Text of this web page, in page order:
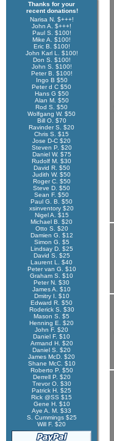
Thanks for your
recent donations!
Narisa N. $+++!
John A. $+++!
Paul S. $100!
Mike A. $100!
Eric B. $100!
John Karl L. $100!
Don S. $100!
John S. $100!
Peter B. $100!
Ingo B $50
Peter d C $50
Hans G $50
Alan M. $50
Rod S. $50
Wolfgang W. $50
Bill O. $70
Ravinder S. $20
Chris S. $15
Jose D-C $20
Steven P. $20
Daniel W. $75
Rudolf M. $30
David R. $50
Judith W. $50
Roger C. $50
Steve D. $50
Sean F. $50
Paul G. B. $50
xsinventory $20
Nigel A. $15
Michael B. $20
Otto S. $20
Damien G. $12
Simon G. $5
Lindsay D. $25
David S. $25
Laurent L. $40
Peter van G. $10
Graham S. $10
Peter N. $30
James A. $10
Dmitry I. $10
Edward R. $50
Roderick S. $30
Mason S. $5
Henning E. $20
John F. $20
Daniel F. $10
Armand H. $20
Daniel S. $20
James McD. $20
Shane McC. $10
Roberto P. $50
Derrell P. $20
Trevor O. $30
Patrick H. $25
Rick @SS $15
Gene H. $10
Aye A. M. $33
S. Cummings $25
Will F. $20